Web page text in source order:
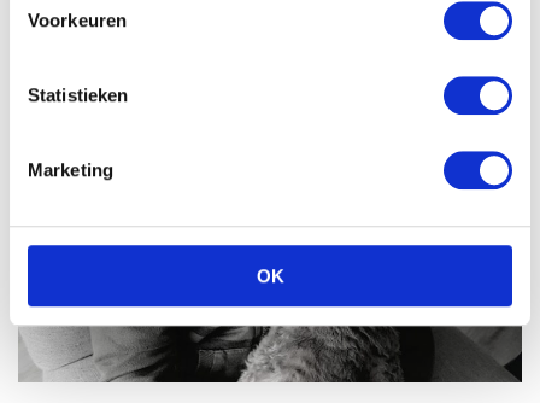
Voorkeuren
Statistieken
Marketing
OK